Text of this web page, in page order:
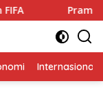
Pramono
Internasional